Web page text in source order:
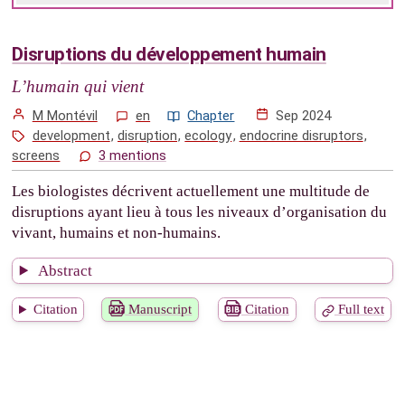
Disruptions du développement humain
L’humain qui vient
M Montévil en Chapter
Sep 2024
development,disruption,ecology, endocrine disruptors,
screens
3 mentions
Les biologistes décrivent actuellement une multitude de
disruptions ayant lieu à tous les niveaux d’organisation du
vivant, humains et non-humains.
Abstract
Citation Manuscript Citation Full text